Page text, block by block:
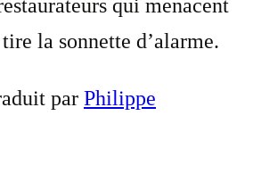
qui menacent
la sonnette d’alarme.
par Philippe